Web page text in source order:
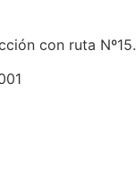
con ruta Nº15.